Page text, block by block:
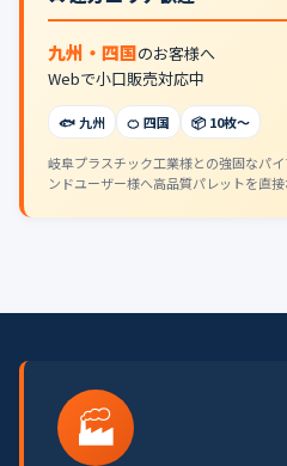
九州・四国のお客様へ
Webで小口販売対応中
🐟 九州 🍊 四国 📦 10枚〜
岐阜プラスチック工業様との強固なパ
ンドユーザー様へ高品質パレットを直接
🏭